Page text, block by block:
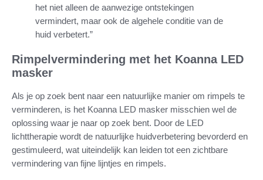
het niet alleen de aanwezige ontstekingen
vermindert, maar ook de algehele conditie van de
huid verbetert.”
Rimpelvermindering met het Koanna LED
masker
Als je op zoek bent naar een natuurlijke manier om rimpels te
verminderen, is het Koanna LED masker misschien wel de
oplossing waar je naar op zoek bent. Door de LED
lichttherapie wordt de natuurlijke huidverbetering bevorderd en
gestimuleerd, wat uiteindelijk kan leiden tot een zichtbare
vermindering van fijne lijntjes en rimpels.